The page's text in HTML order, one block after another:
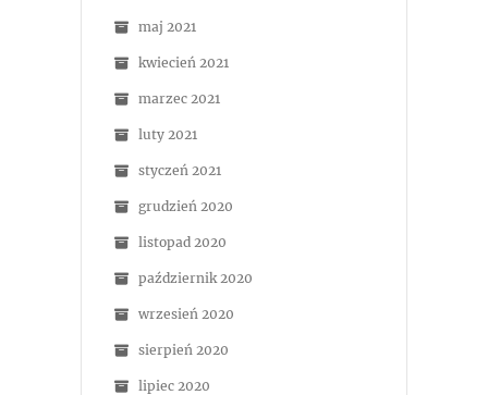
maj 2021
kwiecień 2021
marzec 2021
luty 2021
styczeń 2021
grudzień 2020
listopad 2020
październik 2020
wrzesień 2020
sierpień 2020
lipiec 2020